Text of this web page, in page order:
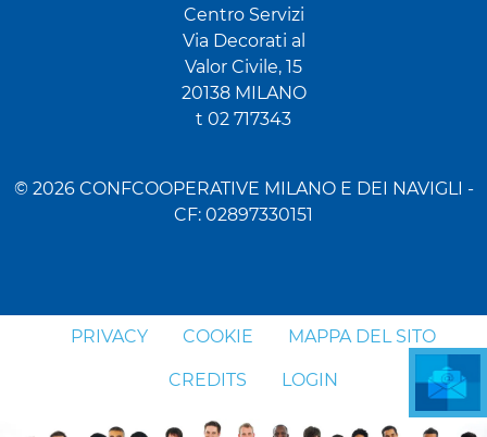
Centro Servizi
Via Decorati al
Valor Civile, 15
20138 MILANO
t 02 717343
© 2026 CONFCOOPERATIVE MILANO E DEI NAVIGLI -
CF: 02897330151
PRIVACY COOKIE MAPPA DEL SITO
CREDITS LOGIN